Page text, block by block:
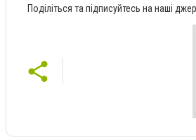
Поділіться та підписуйтесь на наші